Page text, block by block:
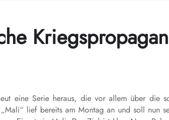
eine Serie heraus, die vor allem über die
lief bereits am Montag an und soll nun